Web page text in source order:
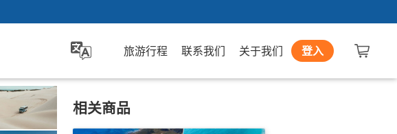
旅游行程 联系我们 关于我们 登入
相关商品